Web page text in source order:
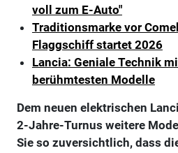
voll zum E-Auto"
Traditionsmarke vor
Flaggschiff startet 2026
Lancia: Geniale Technik
berühmtesten Modelle
Dem neuen elektrischen
2-Jahre-Turnus weitere
Sie so zuversichtlich, dass